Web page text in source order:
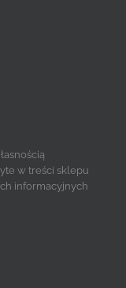
w treści sklepu
informacyjnych